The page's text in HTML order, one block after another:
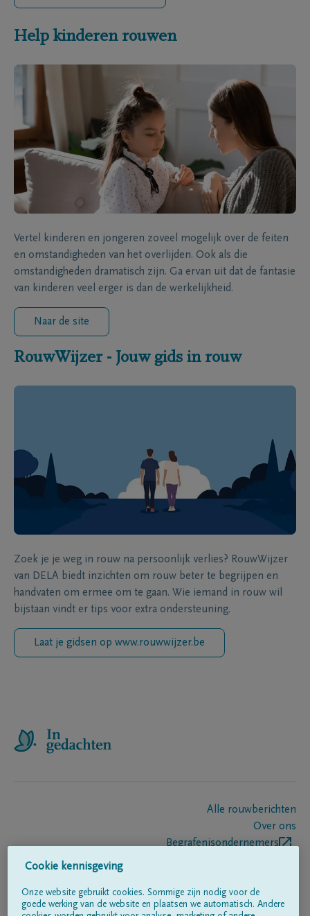
Help kinderen rouwen
Vertel kinderen en jongeren zoveel mogelijk over de feiten
en omstandigheden van het overlijden. Ook als die
omstandigheden dramatisch zijn. Ga ervan uit dat de fantasie
van kinderen veel erger is dan de werkelijkheid.
Naar de site
RouwWijzer - Jouw gids in rouw
Zoek je je weg in rouw na persoonlijk verlies? RouwWijzer
van DELA biedt inzichten om rouw beter te begrijpen en
handvaten om ermee om te gaan. Wie iemand in rouw wil
bijstaan vindt er tips voor extra ondersteuning.
Laat je gidsen op www.rouwwijzer.be
Alle rouwberichten
Over ons
Begrafenisondernemers
Volg ons op
Cookie kennisgeving
Onze website gebruikt cookies. Sommige zijn nodig voor de
goede werking van de website en plaatsen we automatisch. Andere